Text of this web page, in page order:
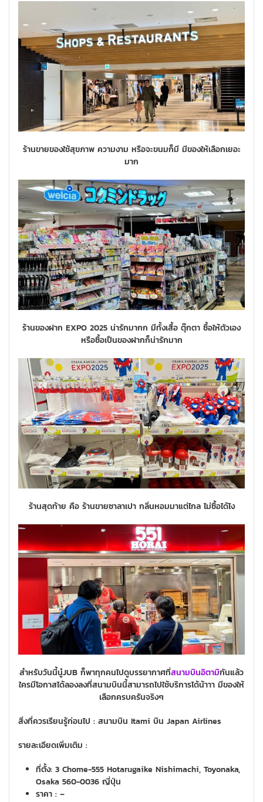
ร้านขายของใช้สุขภาพ ความงาม หรือจะขนมก็มี มีของให้เลือกเยอะ
มาก
ร้านของฝาก EXPO 2025 น่ารักมากก มีทั้งเสื้อ ตุ๊กตา ซื้อให้ตัวเอง
หรือซื้อเป็นของฝากก็น่ารักมาก
ร้านสุดท้าย คือ ร้านขายซาลาเปา กลิ่นหอมมาแต่ไกล ไม่ซื้อได้ไง
สำหรับวันนี้นู๋JUB ก็พาทุกคนไปดูบรรยากาศที่สนามบินอิตามิกันแล้ว
ใครมีโอกาสได้ลองลงที่สนามบินนี้สามารถไปใช้บริการได้น้าาา มีของให้
เลือกครบครันจริงๆ
สิ่งที่ควรเรียนรู้ก่อนไป : สนามบิน Itami บิน Japan Airlines
รายละเอียดเพิ่มเติม :
ที่ตั้ง: 3 Chome-555 Hotarugaike Nishimachi, Toyonaka,
Osaka 560-0036 ญี่ปุ่น
ราคา : –